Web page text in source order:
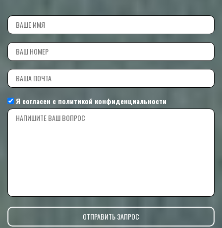
Я согласен с политикой конфиденциальности